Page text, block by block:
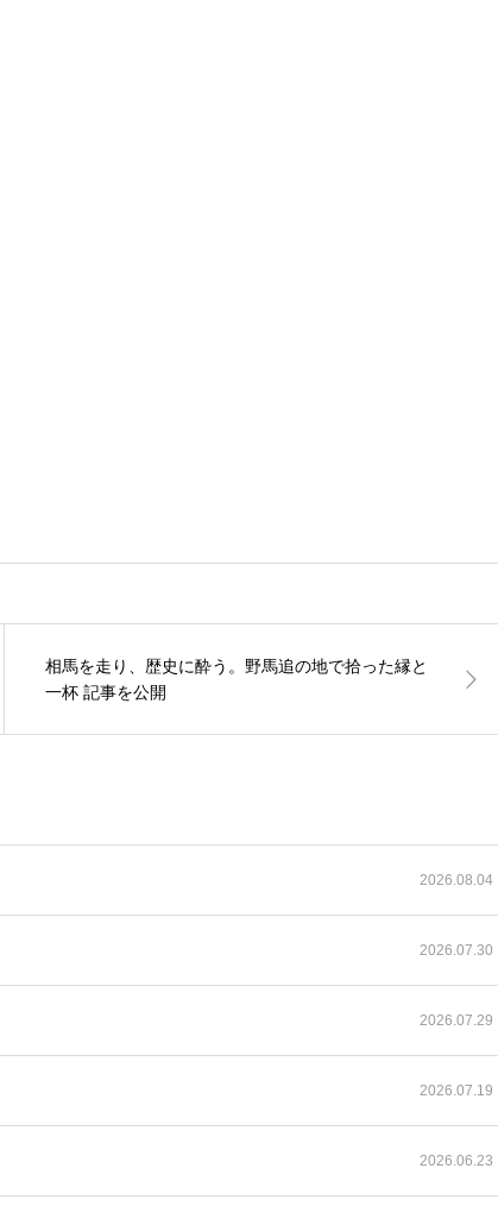
相馬を走り、歴史に酔う。野馬追の地で拾った縁と
一杯 記事を公開
2026.08.04
2026.07.30
2026.07.29
2026.07.19
2026.06.23